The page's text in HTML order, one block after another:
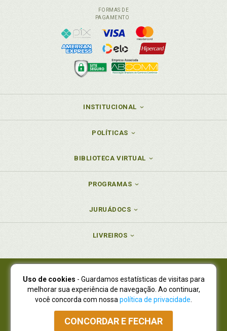
FORMAS DE
PAGAMENTO
INSTITUCIONAL
POLÍTICAS
BIBLIOTECA VIRTUAL
PROGRAMAS
JURUÁDOCS
LIVREIROS
Juruá Editora Ltda., CNPJ 77.535.508/0001-19
Juruá Informática Ltda., CNPJ 01.701.561/0001-80
NOVO ENDEREÇO:R. Flávio Dallegrave, 7665, São Lourenço |
Curitiba - Paraná - CEP 82210-310
Atendimento: (41) 4009-3900|Vendas Atacado: (41) 4009-3939
Uso de cookies - Guardamos estatísticas de visitas para
melhorar sua experiência de navegação. Ao continuar,
você concorda com nossa política de privacidade
CONCORDAR E FECHAR